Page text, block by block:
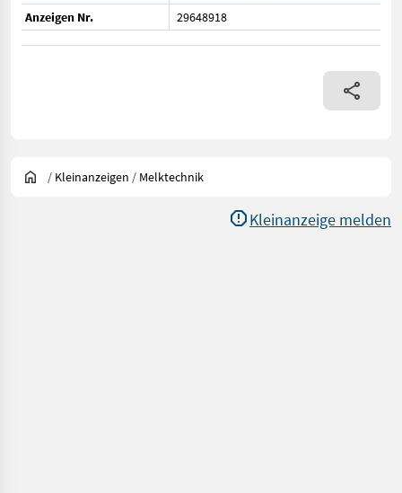
Anzeigen Nr.
29648918
/ Kleinanzeigen / Melktechnik
Kleinanzeige melden